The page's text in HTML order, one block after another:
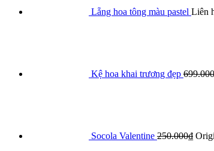
Lẵng hoa tông màu pastel Liên
Kệ hoa khai trương đẹp 699.000
Socola Valentine 250.000₫